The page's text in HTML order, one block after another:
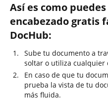
Así es como
encabezado gratis
DocHub:
Sube tu documento a
soltar o utiliza cualquier
En caso de que tu
prueba la vista de tu
más fluida.